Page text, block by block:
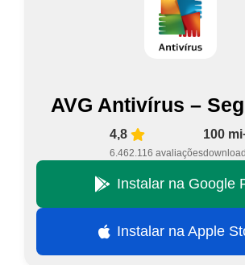
AVG Antivírus –
4,8
6.462.116 avaliações
100
Instalar na Google
Instalar na Apple